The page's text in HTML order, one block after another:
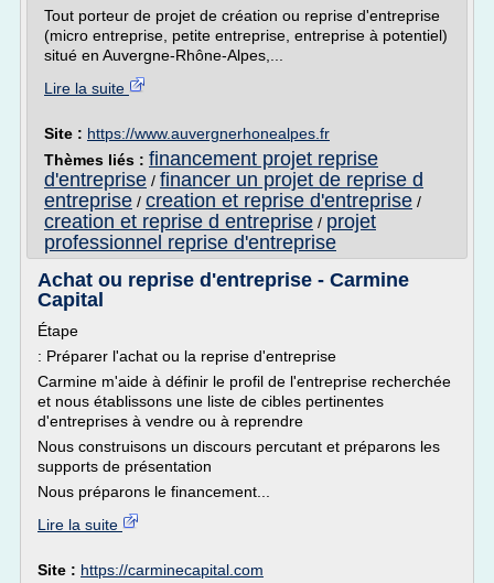
Tout porteur de projet de création ou reprise d'entreprise
(micro entreprise, petite entreprise, entreprise à potentiel)
situé en Auvergne-Rhône-Alpes,...
Lire la suite
Site : https://www.auvergnerhonealpes.fr
Thèmes liés : financement projet reprise
d'entreprise / financer un projet de reprise d
entreprise / creation et reprise d'entreprise /
creation et reprise d entreprise / projet
professionnel reprise d'entreprise
Achat ou reprise d'entreprise - Carmine
Capital
Étape
: Préparer l'achat ou la reprise d'entreprise
Carmine m'aide à définir le profil de l'entreprise recherchée
et nous établissons une liste de cibles pertinentes
d'entreprises à vendre ou à reprendre
Nous construisons un discours percutant et préparons les
supports de présentation
Nous préparons le financement...
Lire la suite
Site : https://carminecapital.com